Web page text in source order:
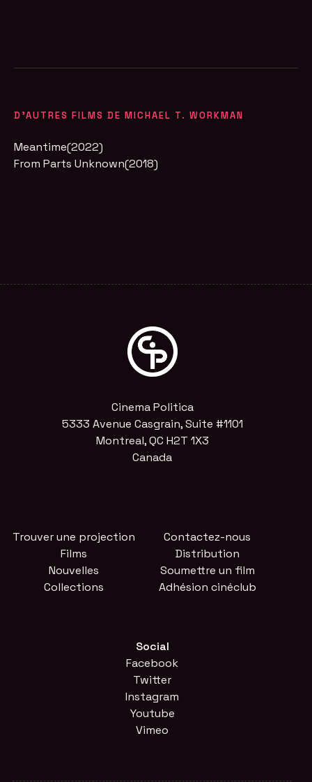
D'AUTRES FILMS DE MICHAEL T. WORKMAN
Meantime(2022)
From Parts Unknown(2018)
Cinema Politica
5333 Avenue Casgrain, Suite #1101
Montreal, QC H2T 1X3
Canada
Trouver une projection
Films
Nouvelles
Collections
Contactez-nous
Distribution
Soumettre un film
Adhésion cinéclub
Social
Facebook
Twitter
Instagram
Youtube
Vimeo